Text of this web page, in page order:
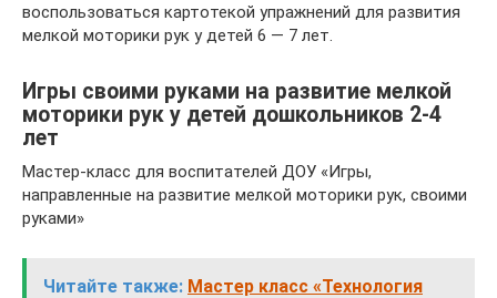
воспользоваться картотекой упражнений для развития
мелкой моторики рук у детей 6 — 7 лет.
Игры своими руками на развитие мелкой
моторики рук у детей дошкольников 2-4
лет
Мастер-класс для воспитателей ДОУ «Игры,
направленные на развитие мелкой моторики рук, своими
руками»
Читайте также: Мастер класс «Технология